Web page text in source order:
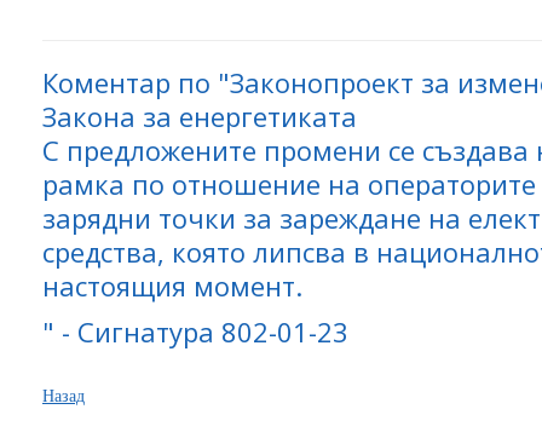
Коментар по "Законопроект за
Закона за енергетиката
С предложените промени се
рамка по отношение на
зарядни точки за зареждане на
средства, която липсва в
настоящия момент.
" - Сигнатура 802-01-23
Назад